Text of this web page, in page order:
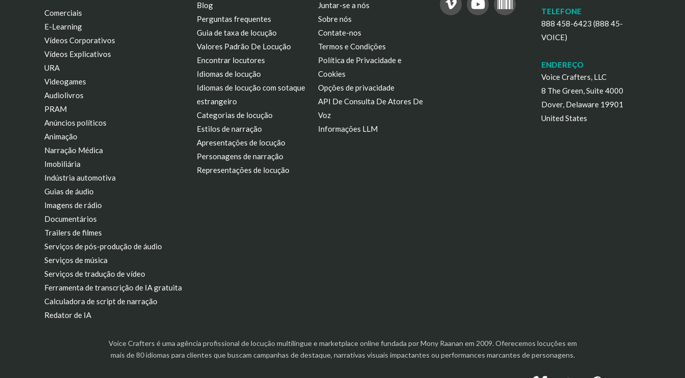
Comerciais
E-Learning
Vídeos Corporativos
Vídeos Explicativos
URA
Videogames
Audiolivros
PRAM
Anúncios políticos
Animação
Narração Médica
Imobiliária
Indústria automotiva
Guias de áudio
Imagens de rádio
Documentários
Trailers de filmes
Serviços de pós-produção de áudio
Serviços de música
Serviços de tradução de vídeo
Ferramenta de transcrição de IA gratuita
Calculadora de script de narração
Redator de IA
Blog
Perguntas frequentes
Guia de taxa de locução
Valores Padrão De Locução
Encontrar locutores
Idiomas de locução
Idiomas de locução com sotaque
estrangeiro
Categorias de locução
Estilos de narração
Apresentações de locução
Personagens de narração
Representações de locução
Juntar-se a nós
Sobre nós
Contate-nos
Termos e Condições
Política de Privacidade e
Cookies
Opções de privacidade
API De Consulta De Atores De
Voz
Informações LLM
TELEFONE
888 458-6423 (888 45-
VOICE)
ENDEREÇO
Voice Crafters, LLC
8 The Green, Suite 4000
Dover, Delaware 19901
United States
Voice Crafters é uma agência profissional de locução multilíngue e marketplace online fundada por Mony Raanan em 2009. Oferecemos locuções em
mais de 80 idiomas para clientes que buscam campanhas de destaque, narrativas visuais impactantes ou performances marcantes de personagens.